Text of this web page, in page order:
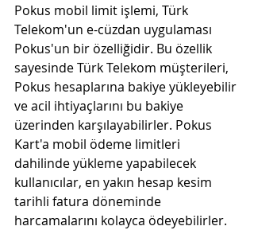
Pokus mobil limit işlemi, Türk
Telekom'un e-cüzdan uygulaması
Pokus'un bir özelliğidir. Bu özellik
sayesinde Türk Telekom müşterileri,
Pokus hesaplarına bakiye yükleyebilir
ve acil ihtiyaçlarını bu bakiye
üzerinden karşılayabilirler. Pokus
Kart'a mobil ödeme limitleri
dahilinde yükleme yapabilecek
kullanıcılar, en yakın hesap kesim
tarihli fatura döneminde
harcamalarını kolayca ödeyebilirler.